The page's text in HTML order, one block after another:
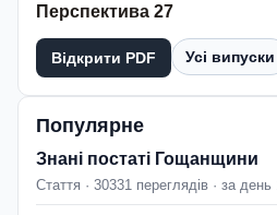
Перспектива 27
Відкрити PDF Усі випуски
Популярне
Знані постаті Гощанщини
Стаття · 30331 переглядів · за день